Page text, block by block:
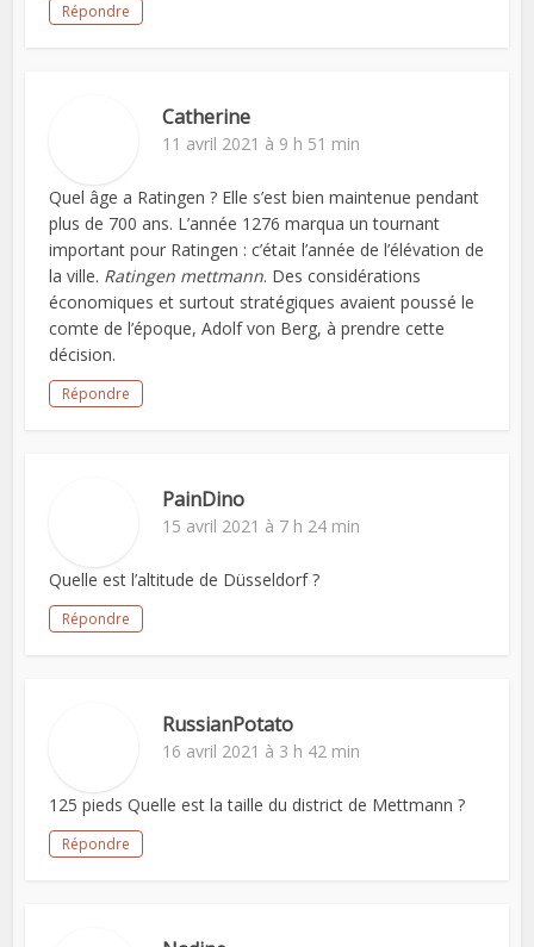
Répondre
Catherine
11 avril 2021 à 9 h 51 min
Quel âge a Ratingen ? Elle s’est bien maintenue pendant
plus de 700 ans. L’année 1276 marqua un tournant
important pour Ratingen : c’était l’année de l’élévation de
la ville. Ratingen mettmann. Des considérations
économiques et surtout stratégiques avaient poussé le
comte de l’époque, Adolf von Berg, à prendre cette
décision.
Répondre
PainDino
15 avril 2021 à 7 h 24 min
Quelle est l’altitude de Düsseldorf ?
Répondre
RussianPotato
16 avril 2021 à 3 h 42 min
125 pieds Quelle est la taille du district de Mettmann ?
Répondre